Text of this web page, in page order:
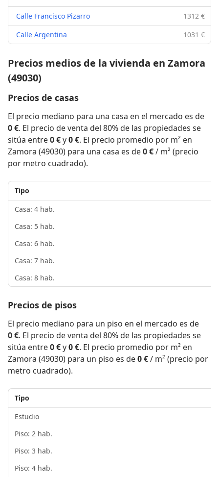
Calle Francisco Pizarro
1312 €
Calle Argentina
1031 €
Precios medios de la vivienda en Zamora
(49030)
Precios de casas
El precio mediano para una casa en el mercado es de
0 €. El precio de venta del 80% de las propiedades se
sitúa entre0 €y0 €. El precio promedio por m² en
Zamora (49030) para una casa es de0 €/ m² (precio
por metro cuadrado).
Tipo
Casa: 4 hab.
Casa: 5 hab.
Casa: 6 hab.
Casa: 7 hab.
Casa: 8 hab.
Precios de pisos
El precio mediano para un piso en el mercado es de
0 €. El precio de venta del 80% de las propiedades se
sitúa entre0 €y0 €. El precio promedio por m² en
Zamora (49030) para un piso es de0 €/ m² (precio por
metro cuadrado).
Tipo
Estudio
Piso: 2 hab.
Piso: 3 hab.
Piso: 4 hab.